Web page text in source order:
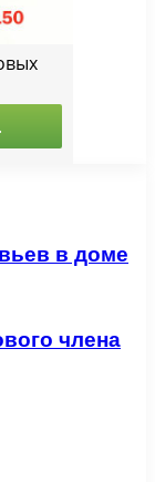
в доме
члена